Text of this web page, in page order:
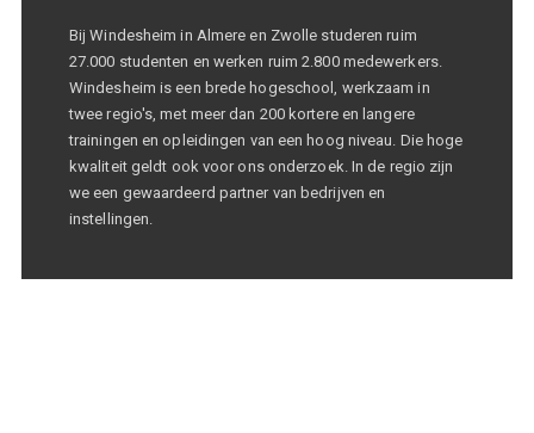
Bij Windesheim in Almere en Zwolle studeren ruim
27.000 studenten en werken ruim 2.800 medewerkers.
Windesheim is een brede hogeschool, werkzaam in
twee regio's, met meer dan 200 kortere en langere
trainingen en opleidingen van een hoog niveau. Die hoge
kwaliteit geldt ook voor ons onderzoek. In de regio zijn
we een gewaardeerd partner van bedrijven en
instellingen.